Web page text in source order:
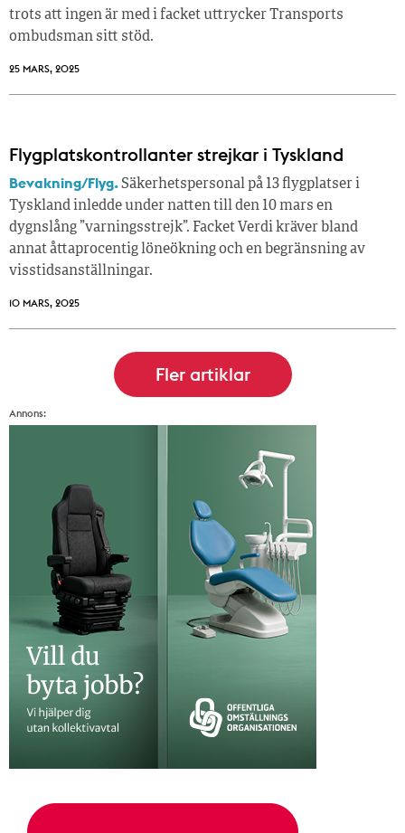
trots att ingen är med i facket uttrycker Transports
ombudsman sitt stöd.
25 MARS, 2025
Flygplatskontrollanter strejkar i Tyskland
Bevakning/Flyg.Säkerhetspersonal på 13 flygplatser i
Tyskland inledde under natten till den 10 mars en
dygnslång ”varningsstrejk”. Facket Verdi kräver bland
annat åttaprocentig löneökning och en begränsning av
visstidsanställningar.
10 MARS, 2025
Annons: